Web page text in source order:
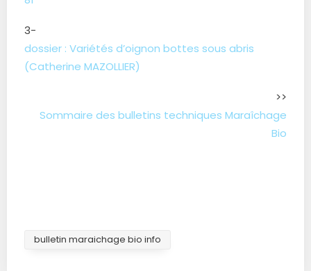
3-
dossier : Variétés d’oignon bottes sous abris
(Catherine MAZOLLIER)
>>
Sommaire des bulletins techniques Maraîchage
Bio
bulletin maraichage bio info